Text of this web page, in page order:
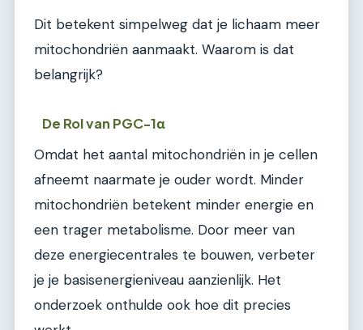
Dit betekent simpelweg dat je lichaam meer
mitochondriën aanmaakt. Waarom is dat
belangrijk?
De Rol van PGC-1α
Omdat het aantal mitochondriën in je cellen
afneemt naarmate je ouder wordt. Minder
mitochondriën betekent minder energie en
een trager metabolisme. Door meer van
deze energiecentrales te bouwen, verbeter
je je basisenergieniveau aanzienlijk. Het
onderzoek onthulde ook hoe dit precies